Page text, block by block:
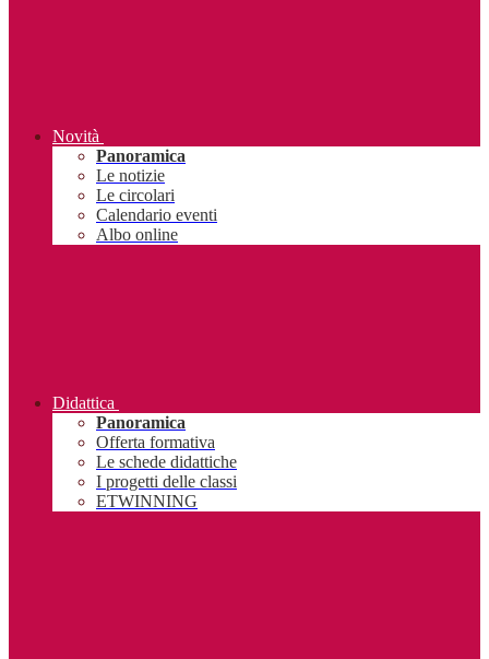
Novità
Panoramica
Le notizie
Le circolari
Calendario eventi
Albo online
Didattica
Panoramica
Offerta formativa
Le schede didattiche
I progetti delle classi
ETWINNING